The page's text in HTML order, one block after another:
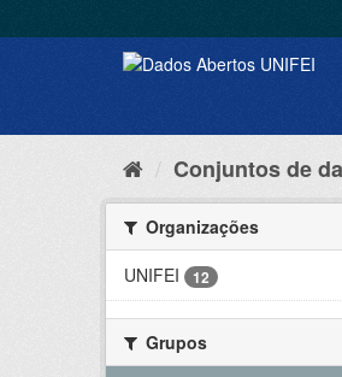
Conjuntos de
Organizações
UNIFEI
12
Grupos